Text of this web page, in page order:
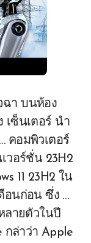
ฉา บนห้อง
เซ็นเตอร์ นำ
คอมพิวเตอร์
วอร์ชั่น 23H2
11 23H2 ใน
อนก่อน ซึ่ง …
ลายตัวในปี
กล่าว่า Apple